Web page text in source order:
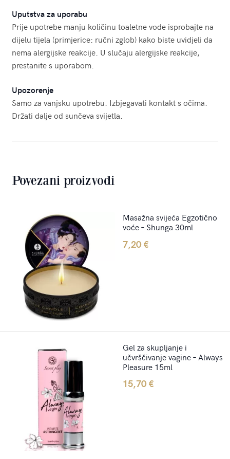
Uputstva za uporabu
Prije upotrebe manju količinu toaletne vode isprobajte na
dijelu tijela (primjerice: ručni zglob) kako biste uvidjeli da
nema alergijske reakcije. U slučaju alergijske reakcije,
prestanite s uporabom.
Upozorenje
Samo za vanjsku upotrebu. Izbjegavati kontakt s očima.
Držati dalje od sunčeva svijetla.
Povezani proizvodi
Masažna svijeća Egzotično
voće – Shunga 30ml
7,20€
Gel za skupljanje i
učvrščivanje vagine – Always
Pleasure 15ml
15,70€